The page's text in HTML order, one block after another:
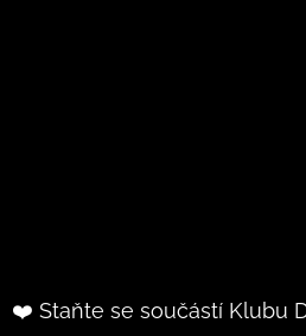
❤️ Staňte se součástí Klubu